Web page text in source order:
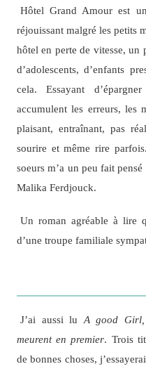
Hôtel Grand Amour est
réjouissant malgré les petits
hôtel en perte de vitesse, un
d’adolescents, d’enfants
cela. Essayant
accumulent les erreurs, les
plaisant, entraînant, pas
sourire et même rire
soeurs m’a un peu fait
Malika Ferdjouck.
Un roman agréable à lire
d’une troupe familiale
J’ai aussi lu A good
meurent en premier. Trois
de bonnes choses,